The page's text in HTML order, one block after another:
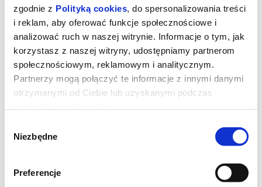
zgodnie z Polityką cookies, do spersonalizowania treści
i reklam, aby oferować funkcje społecznościowe i
analizować ruch w naszej witrynie. Informacje o tym, jak
korzystasz z naszej witryny, udostępniamy partnerom
społecznościowym, reklamowym i analitycznym.
Partnerzy mogą połączyć te informacje z innymi danymi
otrzymanymi od Ciebie lub uzyskanymi podczas
zgody
Niezbędne
Preferencje